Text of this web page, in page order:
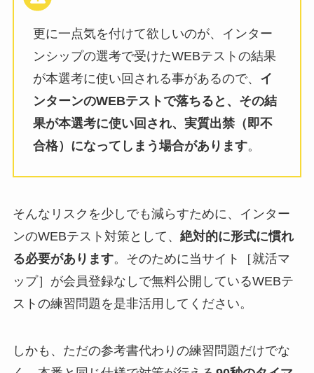
更に一点気を付けて欲しいのが、インター
ンシップの選考で受けたWEBテストの結果
が本選考に使い回される事があるので、 イ
ンターンのWEBテストで落ちると、その結
果が本選考に使い回され、実質出禁（即不
合格）になってしまう場合があります。
そんなリスクを少しでも減らすために、インター
ンのWEBテスト対策として、 絶対的に形式に慣れ
る必要があります。そのために当サイト［就活マ
ップ］が会員登録なしで無料公開しているWEBテ
ストの練習問題を是非活用してください。
しかも、ただの参考書代わりの練習問題だけでな